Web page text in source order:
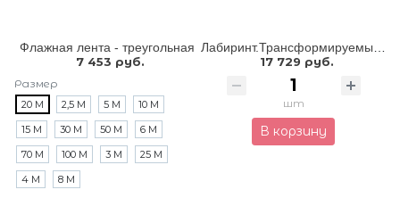
Флажная лента - треугольная
7 453 руб.
Размер
20 М 2,5 М 5 М
10 М
15 М
30 М 50 М
6 М
70 М
100 М 3 М
25 М
4 М
8 М
Лабиринт.Трансформируемый напольный комплекс для подлезания, перелезания, перешагивания
17 729 руб.
шт
В корзину